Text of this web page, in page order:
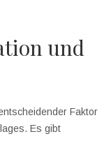
und
Faktor
Es gibt